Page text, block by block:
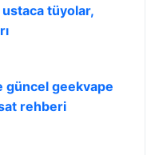
tüyolar,
güncel geekvape
rehberi